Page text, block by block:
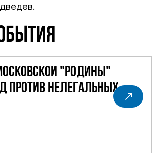
"РОДИНЫ"
ПРОТИВ НЕЛЕГАЛЬНЫХ